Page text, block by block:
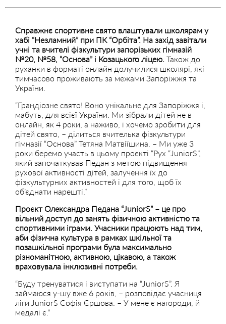
Справжнє спортивне свято влаштували школярам у
хабі “Незламний” при ПК “Орбіта”. На захід завітали
учні та вчителі фізкультури запорізьких гімназій
№20, №58, “Основа” і Козацького ліцею. Також до
руханки в форматі онлайн долучилися школярі, які
тимчасово проживають за межами Запоріжжя та
України.
“Грандіозне свято! Воно унікальне для Запоріжжя і,
мабуть, для всієї України. Ми зібрали дітей не в
онлайн, як 4 роки, а наживо, і хочемо зробити для
дітей свято, – ділиться вчителька фізкультури
гімназії “Основа” Тетяна Матвіїшина. – Ми уже 3
роки беремо участь в цьому проєкті “Рух “JuniorS”,
який започаткував Педан з метою підвищення
рухової активності дітей, залучення їх до
фізкультурних активностей і для того, щоб їх
об’єднати нарешті.”
Проєкт Олександра Педана “JuniorS” – це про
вільний доступ до занять фізичною активністю та
спортивними іграми. Учасники працюють над тим,
аби фізична культура в рамках шкільної та
позашкільної програми була максимально
різноманітною, активною, цікавою, а також
враховувала інклюзивні потреби.
“Буду тренуватися і виступати на “JuniorS”. Я
займаюся у-шу вже 6 років, – розповідає учасниця
ліги JuniorS Софія Єршова. – У мене є нагороди, й
медалі є.”